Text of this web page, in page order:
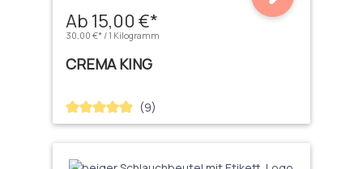
Ab 15,00 €*
30,00 €* / 1 Kilogramm
CREMA KING
Durchschnittliche Bewertung von 4.89 von 5 Sternen
(9)